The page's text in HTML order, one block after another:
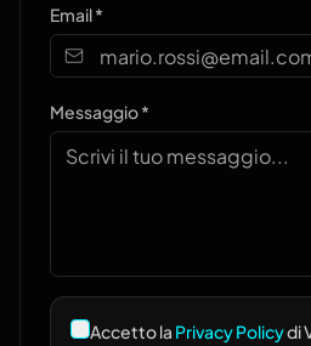
Email *
Messaggio *
Accetto la Privacy Policydi